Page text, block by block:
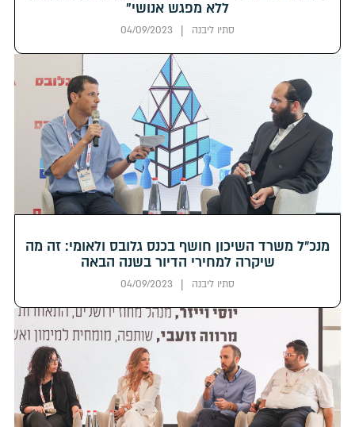
ללא מפגש אנושי"
סתיו ליבנה 04/09/2023
מנכ״ל משרד השיכון חושף בכנס גלובס ולאומי: זה מה
שיקרה למחירי הדיור בשנה הבאה
סתיו ליבנה 04/09/2023